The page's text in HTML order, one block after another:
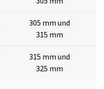
305 mm und
315 mm
315 mm und
325 mm